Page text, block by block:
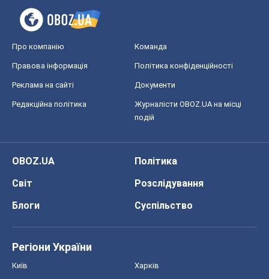
Про компанію Команда
Правова інформація Політика конфіденційності
Реклама на сайті Документи
Редакційна політика
Журналісти OBOZ.UA на місці
подій
OBOZ.UA
Політика
Світ
Розслідування
Блоги
Суспільство
Регіони України
Київ Харків